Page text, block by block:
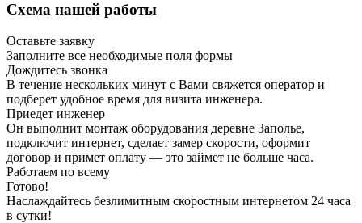
Схема нашей работы
Оставьте заявку
Заполните все необходимые поля формы
Дождитесь звонка
В течение нескольких минут с Вами свяжется оператор и
подберет удобное время для визита инженера.
Приедет инженер
Он выполнит монтаж оборудования деревне Заполье,
подключит интернет, сделает замер скорости, оформит
договор и примет оплату — это займет не больше часа.
Работаем по всему
Готово!
Наслаждайтесь безлимитным скоростным интернетом 24 часа
в сутки!